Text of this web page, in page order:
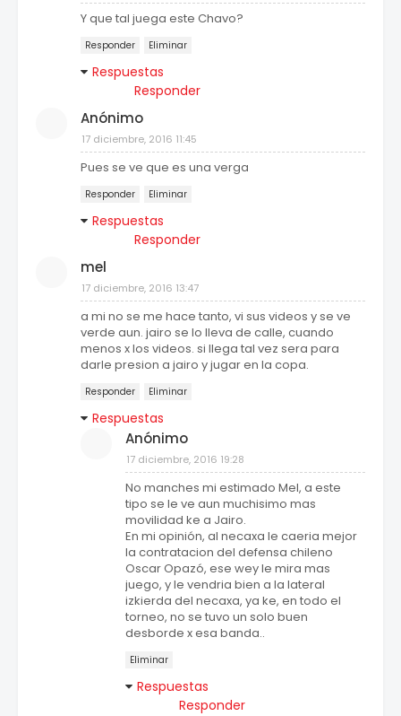
Y que tal juega este Chavo?
Responder Eliminar
Respuestas
Responder
Anónimo
17 diciembre, 2016 11:45
Pues se ve que es una verga
Responder Eliminar
Respuestas
Responder
mel
17 diciembre, 2016 13:47
a mi no se me hace tanto, vi sus videos y se ve
verde aun. jairo se lo lleva de calle, cuando
menos x los videos. si llega tal vez sera para
darle presion a jairo y jugar en la copa.
Responder Eliminar
Respuestas
Anónimo
17 diciembre, 2016 19:28
No manches mi estimado Mel, a este
tipo se le ve aun muchisimo mas
movilidad ke a Jairo.
En mi opinión, al necaxa le caeria mejor
la contratacion del defensa chileno
Oscar Opazó, ese wey le mira mas
juego, y le vendria bien a la lateral
izkierda del necaxa, ya ke, en todo el
torneo, no se tuvo un solo buen
desborde x esa banda..
Eliminar
Respuestas
Responder